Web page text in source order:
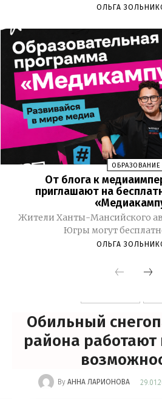
ОЛЬГА
ОБРАЗОВАНИЕ
От блога к
приглашают на
Жители Ханты-Мансийского
Югры могут
ОЛЬГА